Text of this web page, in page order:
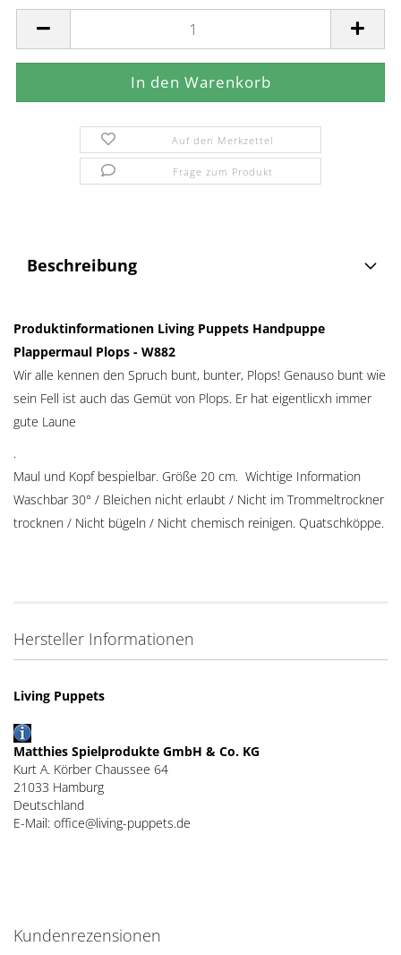
Auf den Merkzettel
Frage zum Produkt
Beschreibung
Produktinformationen Living Puppets Handpuppe
Plappermaul Plops - W882
Wir alle kennen den Spruch bunt, bunter, Plops! Genauso bunt wie
sein Fell ist auch das Gemüt von Plops. Er hat eigentlicxh immer
gute Laune
.
Maul und Kopf bespielbar. Größe 20 cm. Wichtige Information
Waschbar 30° / Bleichen nicht erlaubt / Nicht im Trommeltrockner
trocknen / Nicht bügeln / Nicht chemisch reinigen. Quatschköppe.
Hersteller Informationen
Living Puppets
Matthies Spielprodukte GmbH & Co. KG
Kurt A. Körber Chaussee 64
21033 Hamburg
Deutschland
E-Mail: office@living-puppets.de
Kundenrezensionen